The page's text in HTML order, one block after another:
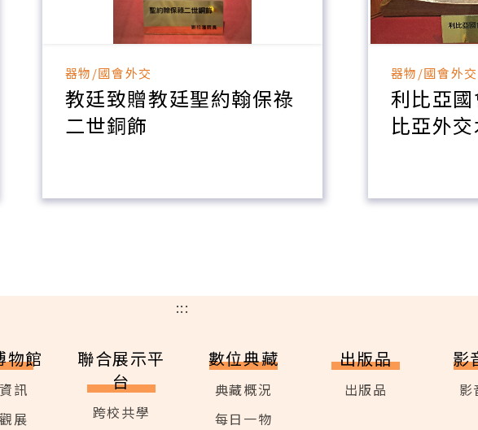
器物/國會外交
教廷致贈教廷聖約翰保祿
二世銅飾
器物/國會外交
利比亞
比亞外
:::
物館
訊
展
聯合展示平
台
跨校共學
數位典藏
典藏概況
每日一物
出版品
出版品
影
影